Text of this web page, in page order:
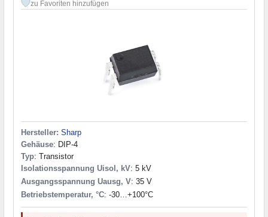
zu Favoriten hinzufügen
Hersteller: Sharp
Gehäuse: DIP-4
Typ: Transistor
Isolationsspannung Uisol, kV: 5 kV
Ausgangsspannung Uausg, V: 35 V
Betriebstemperatur, °C: -30…+100°С